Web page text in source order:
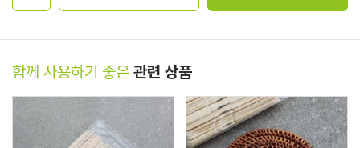
함께 사용하기 좋은 관련 상품